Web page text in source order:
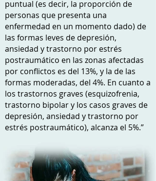
puntual (es decir, la proporción de
personas que presenta una
enfermedad en un momento dado) de
las formas leves de depresión,
ansiedad y trastorno por estrés
postraumático en las zonas afectadas
por conflictos es del 13%, y la de las
formas moderadas, del 4%. En cuanto a
los trastornos graves (esquizofrenia,
trastorno bipolar y los casos graves de
depresión, ansiedad y trastorno por
estrés postraumático), alcanza el 5%.”